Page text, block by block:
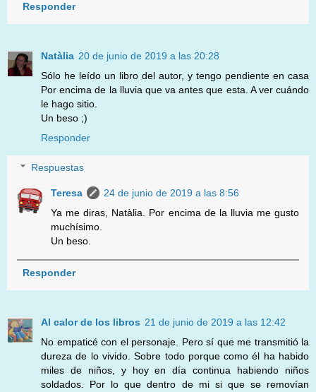
Responder
Natàlia 20 de junio de 2019 a las 20:28
Sólo he leído un libro del autor, y tengo pendiente en casa
Por encima de la lluvia que va antes que esta. A ver cuándo
le hago sitio.
Un beso ;)
Responder
Respuestas
Teresa
24 de junio de 2019 a las 8:56
Ya me diras, Natàlia. Por encima de la lluvia me gusto
muchísimo.
Un beso.
Responder
Al calor de los libros 21 de junio de 2019 a las 12:42
No empaticé con el personaje. Pero sí que me transmitió la
dureza de lo vivido. Sobre todo porque como él ha habido
miles de niños, y hoy en día continua habiendo niños
soldados. Por lo que dentro de mi si que se removían